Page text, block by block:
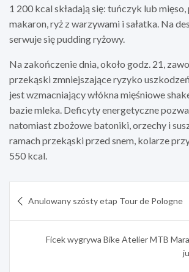
1 200 kcal składają się: tuńczyk lub
makaron, ryż z warzywami i sałatka. Na
serwuje się pudding ryżowy.
Na zakończenie dnia, około godz. 21,
przekąski zmniejszające ryzyko
jest wzmacniający włókna mięśniowe
bazie mleka. Deficyty energetyczne
natomiast zbożowe batoniki, orzechy i
ramach przekąski przed snem, kolarze
550 kcal.
wpisu
Anulowany szósty etap Tour de Pologne
Ficek wygrywa Bike Atelier MTB